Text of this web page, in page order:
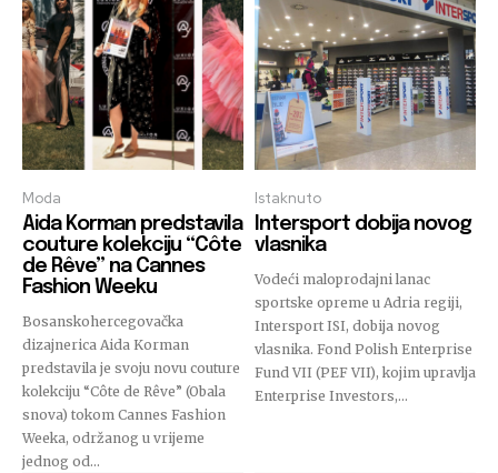
Moda
Aida Korman predstavila
couture kolekciju “Côte
de Rêve” na Cannes
Fashion Weeku
Bosanskohercegovačka
dizajnerica Aida Korman
predstavila je svoju novu couture
kolekciju “Côte de Rêve” (Obala
snova) tokom Cannes Fashion
Weeka, održanog u vrijeme
jednog od...
Istaknuto
Intersport dobija novog
vlasnika
Vodeći maloprodajni lanac
sportske opreme u Adria regiji,
Intersport ISI, dobija novog
vlasnika. Fond Polish Enterprise
Fund VII (PEF VII), kojim upravlja
Enterprise Investors,...